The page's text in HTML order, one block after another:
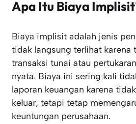
Apa Itu Biaya
Biaya implisit adalah jenis
tidak langsung terlihat karena
transaksi tunai atau
nyata. Biaya ini sering kali
laporan keuangan karena
keluar, tetapi tetap
keuntungan perusahaan.